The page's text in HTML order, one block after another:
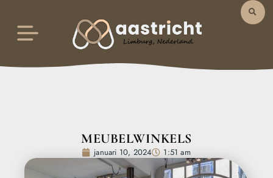
MEUBELWINKELS
januari 10, 2024 1:51 am